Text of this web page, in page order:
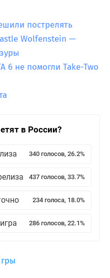
пострелять
Wolfenstein —
6 не помогли Take-Two
в России?
340 голосов, 26.2%
437 голосов, 33.7%
234 голоса, 18.0%
286 голосов, 22.1%